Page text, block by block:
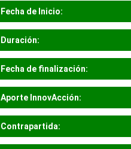
Fecha de Inicio:
Duración:
Fecha de finalización:
Aporte InnovAcción:
Contrapartida: